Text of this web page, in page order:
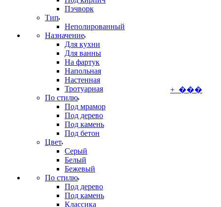
Пэчворк
Тип
Неполированный
Назначение
Для кухни
Для ванны
На фартук
Напольная
Настенная
Тротуарная
По стилю
Под мрамор
Под дерево
Под камень
Под бетон
Цвет
Серый
Белый
Бежевый
По стилю
Под дерево
Под камень
Классика
+ ���